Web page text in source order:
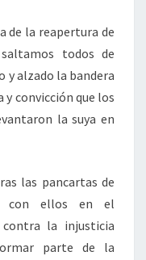
de la reapertura de
todos de
y alzado la bandera
convicción que los
la suya en
las pancartas de
con ellos en el
la injusticia
parte de la